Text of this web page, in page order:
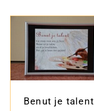
Benut je talent